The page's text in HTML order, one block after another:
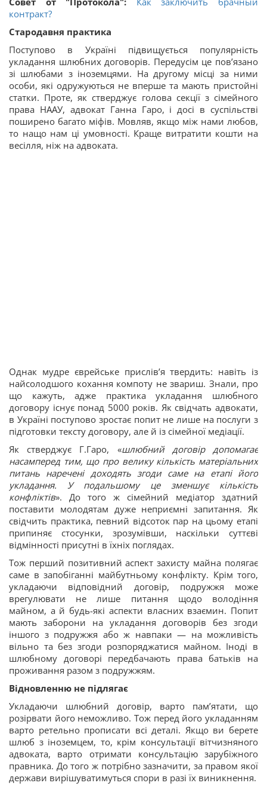
контракт?
Стародавня практика
Поступово в Україні підвищується популярність
укладання шлюбних договорів. Передусім це пов’язано
зі шлюбами з іноземцями. На другому місці за ними
особи, які одружуються не вперше та мають пристойні
статки. Проте, як стверджує голова секції з сімейного
права НААУ, адвокат Ганна Гаро, і досі в суспільстві
поширено багато міфів. Мовляв, якщо між нами любов,
то нащо нам ці умовності. Краще витратити кошти на
весілля, ніж на адвоката.
Однак мудре єврейське прислів’я твердить: навіть із
найсолодшого кохання компоту не звариш. Знали, про
що кажуть, адже практика укладання шлюбного
договору існує понад 5000 років. Як свідчать адвокати,
в Україні поступово зростає попит не лише на послуги з
підготовки тексту договору, але й із сімейної медіації.
Як стверджує Г.Гаро, «шлюбний договір допомагає
насамперед тим, що про велику кількість матеріальних
питань наречені доходять згоди саме на етапі його
укладання. У подальшому це зменшує кількість
конфліктів». До того ж сімейний медіатор здатний
поставити молодятам дуже неприємні запитання. Як
свідчить практика, певний відсоток пар на цьому етапі
припиняє стосунки, зрозумівши, наскільки суттєві
відмінності присутні в їхніх поглядах.
Тож перший позитивний аспект захисту майна полягає
саме в запобіганні майбутньому конфлікту. Крім того,
укладаючи відповідний договір, подружжя може
врегулювати не лише питання щодо володіння
майном, а й будь-які аспекти власних взаємин. Попит
мають заборони на укладання договорів без згоди
іншого з подружжя або ж навпаки — на можливість
вільно та без згоди розпоряджатися майном. Іноді в
шлюбному договорі передбачають права батьків на
проживання разом з подружжям.
Відновленню не підлягає
Укладаючи шлюбний договір, варто пам’ятати, що
розірвати його неможливо. Тож перед його укладанням
варто ретельно прописати всі деталі. Якщо ви берете
шлюб з іноземцем, то, крім консультації вітчизняного
адвоката, варто отримати консультацію зарубіжного
правника. До того ж потрібно зазначити, за правом якої
держави вирішуватимуться спори в разі їх виникнення.